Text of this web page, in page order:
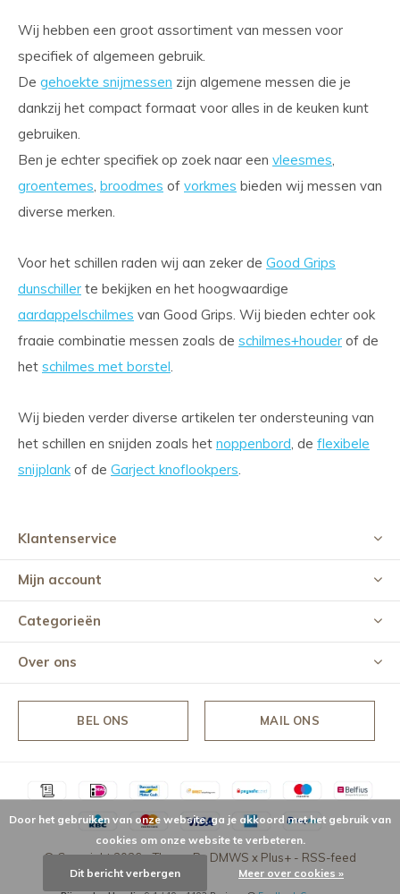
Wij hebben een groot assortiment van messen voor
specifiek of algemeen gebruik.
De gehoekte snijmessen zijn algemene messen die je
dankzij het compact formaat voor alles in de keuken kunt
gebruiken.
Ben je echter specifiek op zoek naar een vleesmes
groentemes broodmes of vorkmes bieden wij messen van
diverse merken.
Voor het schillen raden wij aan zeker de Good Grips
dunschiller te bekijken en het hoogwaardige
aardappelschilmes van Good Grips. Wij bieden echter ook
fraaie combinatie messen zoals de schilmes+houder of de
het schilmes met borstel
Wij bieden verder diverse artikelen ter ondersteuning van
het schillen en snijden zoals het noppenbord , de flexibele
snijplank of de Garject knoflookpers
Klantenservice
Mijn account
Categorieën
Over ons
BEL ONS MAIL ONS
© Copyright2026- Theme By DMWS x Plus+ - RSS-feed
Door het gebruiken van onze website, ga je akkoord met het gebruik van
cookies om onze website te verbeteren.
Dit bericht verbergen Meer over cookies »